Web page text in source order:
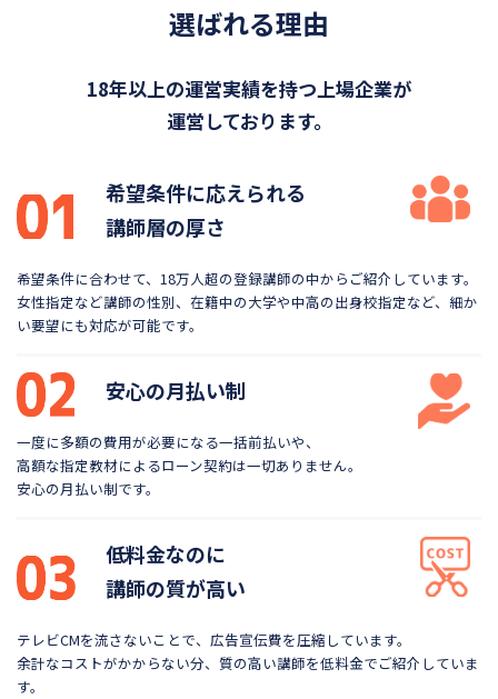
選ばれる理由
18年以上の運営実績を持つ上場企業が
運営しております。
希望条件に応えられる
講師層の厚さ
希望条件に合わせて、18万人超の登録講師の中から ご紹介しています。
女性指定など講師の性別、在籍中の大学や中高の出身校指定など、細か
い要望にも対応が可能です。
安心の月払い制
一度に多額の費用が必要になる一括前払いや、
高額な指定教材によるローン契約は一切ありません。
安心の月払い制です。
低料金なのに
講師の質が高い
テレビCMを流さないことで、広告宣伝費を圧縮しています。
余計なコストがかからない分、質の高い講師を低料金でご紹介していま
す。